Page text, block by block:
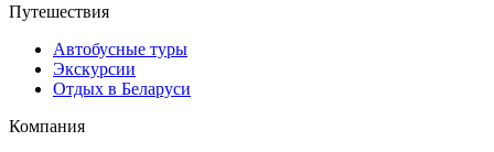
Путешествия
Автобусные туры
Экскурсии
Отдых в Беларуси
Компания